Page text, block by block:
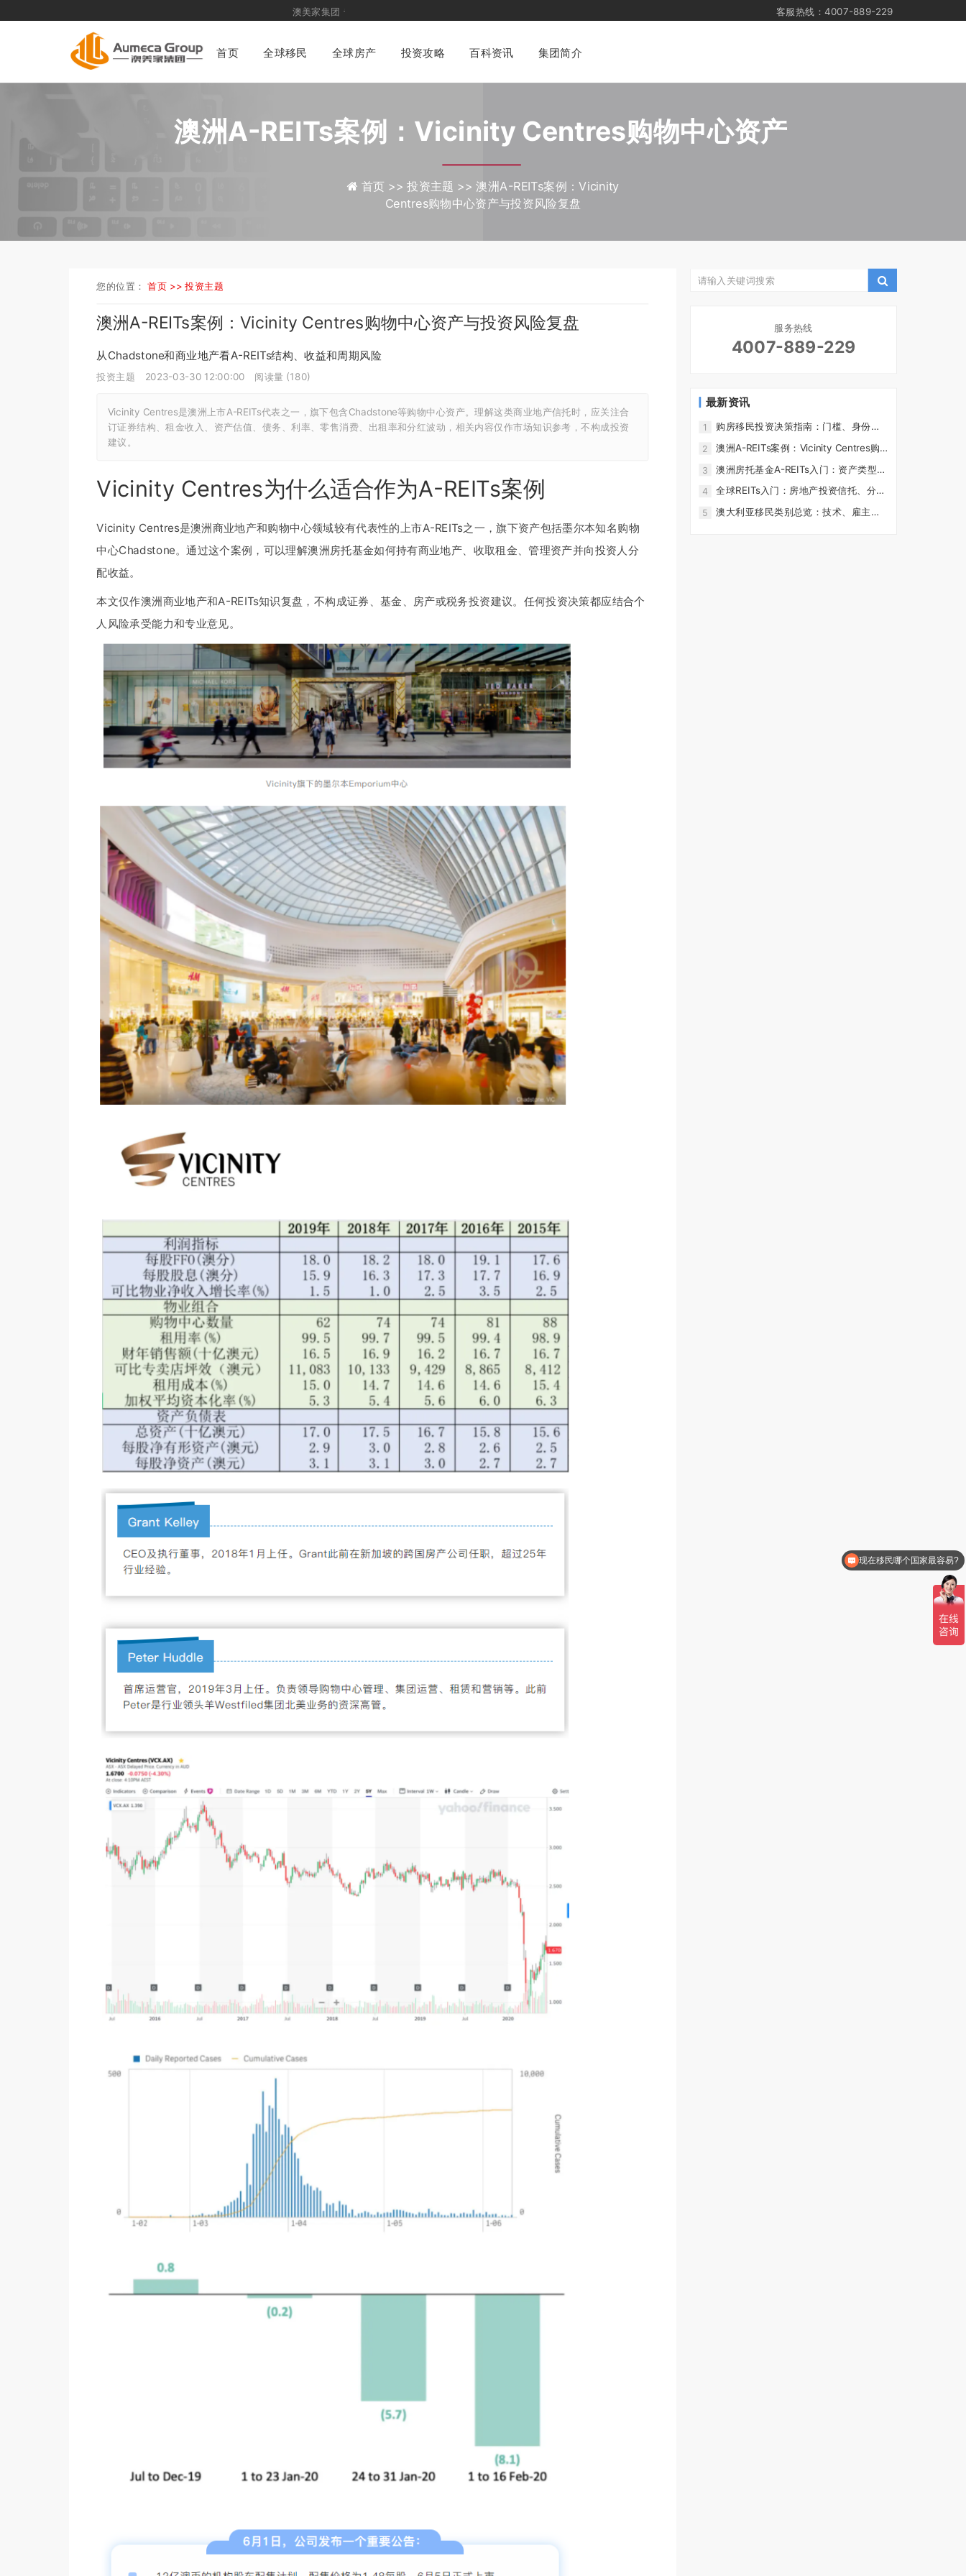
首页 全球移民 全球房产 投资攻略 百科资讯 集团简介
客服热线：4007-889-229
澳美家集团 专业化一站式
首页 >>投资主题 >>澳洲A-REITs案例：Vicinity
Centres购物中心资产与投资风险复盘
澳洲A-REITs案例：Vicinity Centres购物中心资产
与投资风险复盘
您的位置：首页 >>投资主题
澳洲A-REITs案例：Vicinity Centres购物中心资产与投资风险复盘
从Chadstone和商业地产看A-REITs结构、收益和周期风险
投资主题 2023-03-30 12:00:00 阅读量 (180)
Vicinity Centres是澳洲上市A-REITs代表之一，旗下包含Chadstone等购物中心资产。理解这类商业地产信托时，应关注合
订证券结构、租金收入、资产估值、债务、利率、零售消费、出租率和分红波动，相关内容仅作市场知识参考，不构成投资
建议。
Vicinity Centres为什么适合作为A-REITs案例
Vicinity Centres是澳洲商业地产和购物中心领域较有代表性的上市A-REITs之一，旗下资产包括墨尔本知名购物
中心Chadstone。通过这个案例，可以理解澳洲房托基金如何持有商业地产、收取租金、管理资产并向投资人分
配收益。
本文仅作澳洲商业地产和A-REITs知识复盘，不构成证券、基金、房产或税务投资建议。任何投资决策都应结合个
人风险承受能力和专业意见。
服务热线
4007-889-229
最新资讯
1
购房移民投资决策指南：门槛、身份、
2 澳洲A-REITs案例：Vicinity Centres购
3
澳洲房托基金A-REITs入门：资产类型、
分红逻辑与投资风险
4
全球REITs入门：房地产投资信托、分红
机制与跨境配置风险
5 澳大利亚移民类别总览：技术、雇主担
如何办理美国移民?